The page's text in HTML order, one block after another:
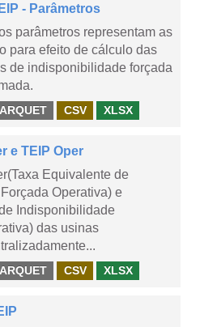
- Parâmetros
parâmetros representam as
para efeito de cálculo das
de indisponibilidade forçada
CSV XLSX
e TEIP Oper
Equivalente de
Operativa) e
Indisponibilidade
das usinas
CSV XLSX